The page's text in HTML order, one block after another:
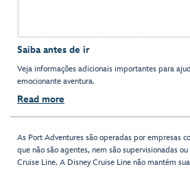
Saiba antes de ir
Veja informações adicionais importantes para
emocionante aventura.
Read more
As Port Adventures são operadas por empresas
que não são agentes, nem são supervisionadas
Cruise Line. A Disney Cruise Line não mantém